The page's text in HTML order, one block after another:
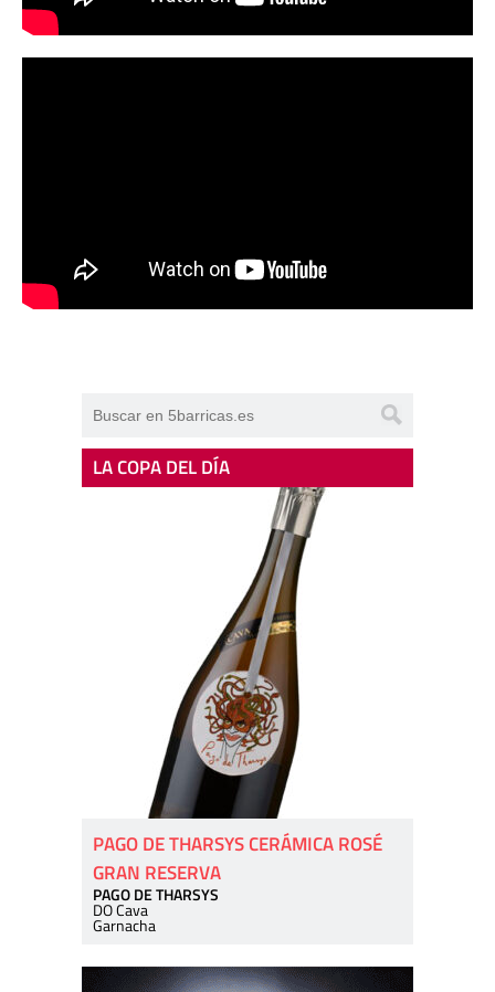
LA COPA DEL DÍA
PAGO DE THARSYS CERÁMICA ROSÉ
GRAN RESERVA
PAGO DE THARSYS
DO Cava
Garnacha